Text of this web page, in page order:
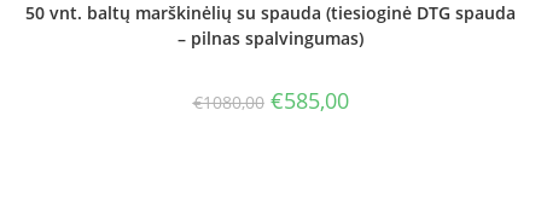
50 vnt. baltų marškinėlių su spauda (tiesioginė DTG spauda
– pilnas spalvingumas)
€1080,00 Original
price
€585,00Current
price